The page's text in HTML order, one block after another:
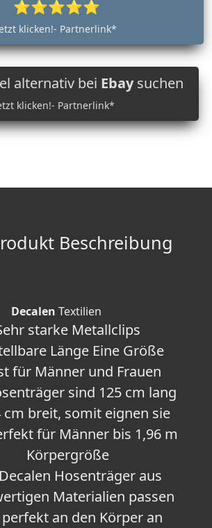
⭐⭐⭐⭐⭐
klicken!- Partnerlink*
alternativ bei Ebaysuchen
klicken!- Partnerlink*
Beschreibung
Decalen Textilien
starke Metallclips
Länge Eine Größe
für Männer und Frauen
sind 125 cm lang
cm breit, somit eignen sie
für Männer bis 1,96 m
Körpergröße
Hosenträger aus
Materialien passen
an den Körper an